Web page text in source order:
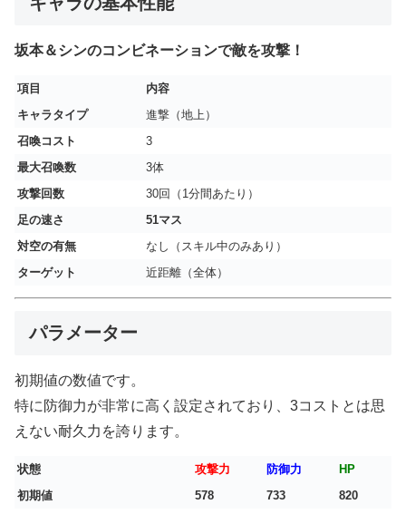
坂本＆シンのコンビネーションで敵を攻撃！
項目
内容
キャラタイプ
進撃（地上）
召喚コスト
3
最大召喚数
3体
攻撃回数
30回（1分間あたり）
足の速さ
51マス
対空の有無
なし（スキル中のみあり）
ターゲット
近距離（全体）
パラメーター
初期値の数値です。
特に防御力が非常に高く設定されており、3コストとは思
えない耐久力を誇ります。
状態 攻撃力 防御力
HP
初期値
578 733
820